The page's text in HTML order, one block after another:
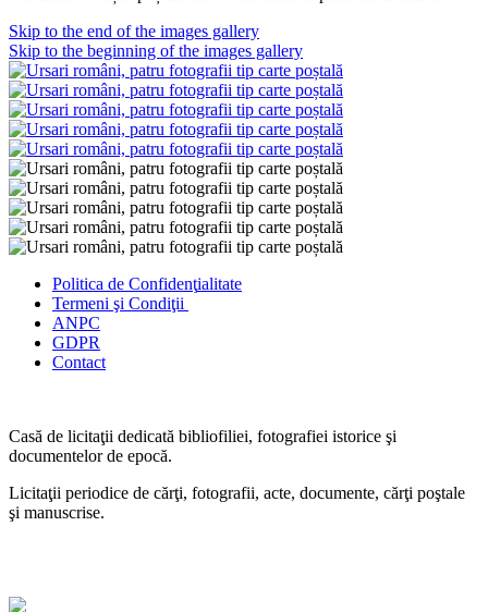
Skip to the end of the images gallery
Skip to the beginning of the images gallery
Politica de Confidenţialitate
Termeni şi Condiţii
ANPC
GDPR
Contact
Casă de licitaţii dedicată bibliofiliei, fotografiei istorice şi
documentelor de epocă.
Licitaţii periodice de cărţi, fotografii, acte, documente, cărţi poştale
şi manuscrise.